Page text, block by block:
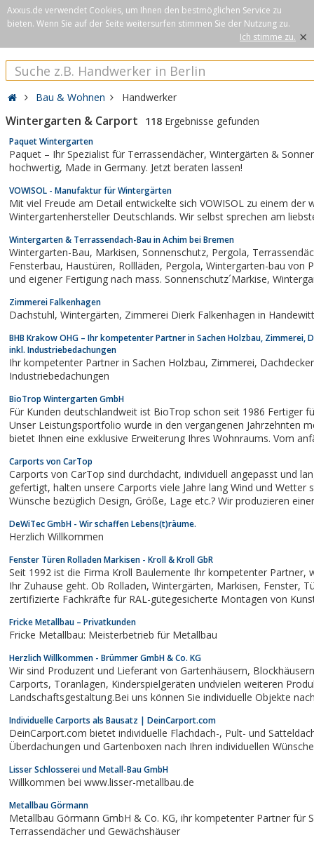
Axxus.de verwendet Cookies, um Ihnen den bestmöglichen Service zu
bieten. Wenn Sie auf der Seite weitersurfen stimmen Sie der Nutzung zu.
Ich stimme zu. ×
Bau & Wohnen Handwerker
Wintergarten & Carport 118 Ergebnisse gefunden
Paquet Wintergarten
Paquet – Ihr Spezialist für Terrassendächer, Wintergärten & Sonnenschutz. Maßgefertigt,
hochwertig, Made in Germany. Jetzt beraten lassen!
VOWISOL - Manufaktur für Wintergärten
Mit viel Freude am Detail entwickelte sich VOWISOL zu einem der
Wintergartenhersteller Deutschlands. Wir selbst sprechen am
Wintergarten & Terrassendach-Bau in Achim bei Bremen
Wintergarten-Bau, Markisen, Sonnenschutz, Pergola, Terrassendächer,Haustürvordächer,
Fensterbau, Haustüren, Rollläden, Pergola, Wintergarten-bau von Profis. Alles aus einer Hand
und eigener Fertigung nach mass. Sonnenschutz´Markise, Wintergarten-Beschattungsanlagen,
Zimmerei Falkenhagen
Dachstuhl, Wintergärten, Zimmerei Dierk Falkenhagen in
BHB Krakow OHG – Ihr kompetenter Partner in Sachen Holzbau, Zimmerei,
inkl. Industriebedachungen
Ihr kompetenter Partner in Sachen Holzbau, Zimmerei, Dachdeckerarbeiten inkl.
Industriebedachungen
BioTrop Wintergarten GmbH
Für Kunden deutschlandweit ist BioTrop schon seit 1986 Fertiger
Unser Leistungsportfolio wurde in den vergangenen Jahrzehnten
bietet Ihnen eine exklusive Erweiterung Ihres Wohnraums. Vom
Carports von CarTop
Carports von CarTop sind durchdacht, individuell angepasst und langlebig!Aus verzinktem Stahl
gefertigt, halten unsere Carports viele Jahre lang Wind und Wetter stand. Sie haben spezielle
Wünsche bezüglich Design, Größe, Lage etc.? Wir produzieren einen Carport individuell nach
DeWiTec GmbH - Wir schaffen Lebens(t)räume.
Herzlich Willkommen
Fenster Türen Rolladen Markisen - Kroll & Kroll GbR
Seit 1992 ist die Firma Kroll Baulemente Ihr kompetenter Partner, wenn es um Arbeiten rund um
Ihr Zuhause geht. Ob Rolladen, Wintergärten, Markisen, Fenster, Türen oder Insektenschutz, als
zertifizierte Fachkräfte für RAL-gütegesicherte Montagen von
Fricke Metallbau – Privatkunden
Fricke Metallbau: Meisterbetrieb für Metallbau
Herzlich Willkommen - Brümmer GmbH & Co. KG
Wir sind Produzent und Lieferant von Gartenhäusern, Blockhäusern,Lärmschutzwänden,
Carports, Toranlagen, Kinderspielgeräten undvielen weiteren Produkten zur Garten und
Landschaftsgestaltung.Bei uns können Sie individuelle Objekte
Individuelle Carports als Bausatz | DeinCarport.com
DeinCarport.com bietet individuelle Flachdach-, Pult- und Satteldachcarports, sowie
Überdachungen und Gartenboxen nach Ihren individuellen
Lisser Schlosserei und Metall-Bau GmbH
Willkommen bei www.lisser-metallbau.de
Metallbau Görmann
Metallbau Görmann GmbH & Co. KG, ihr kompetenter Partner für Sommer und Wintergärten,
Terrassendächer und Gewächshäuser